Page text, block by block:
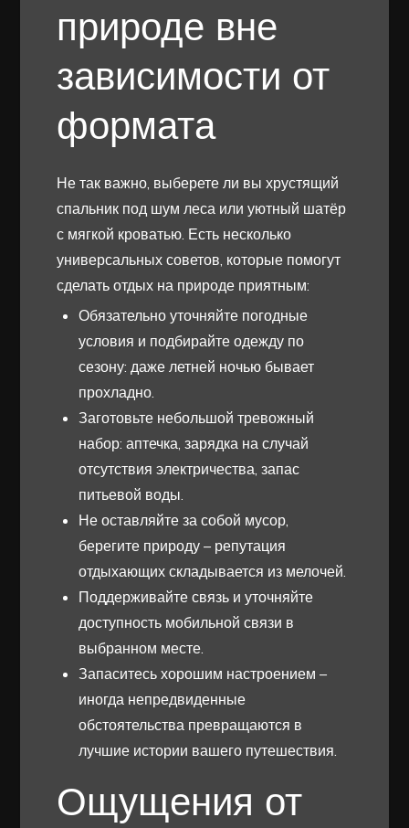
природе вне
зависимости от
формата
Не так важно, выберете ли вы хрустящий
спальник под шум леса или уютный шатёр
с мягкой кроватью. Есть несколько
универсальных советов, которые помогут
сделать отдых на природе приятным:
Обязательно уточняйте погодные
условия и подбирайте одежду по
сезону: даже летней ночью бывает
прохладно.
Заготовьте небольшой тревожный
набор: аптечка, зарядка на случай
отсутствия электричества, запас
питьевой воды.
Не оставляйте за собой мусор,
берегите природу – репутация
отдыхающих складывается из мелочей.
Поддерживайте связь и уточняйте
доступность мобильной связи в
выбранном месте.
Запаситесь хорошим настроением –
иногда непредвиденные
обстоятельства превращаются в
лучшие истории вашего путешествия.
Ощущения от